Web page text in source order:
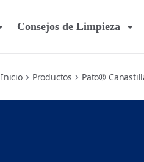
Consejos de Limpieza
Inicio Productos Pato®